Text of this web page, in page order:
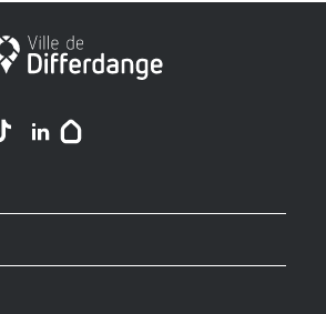
Differdingen
sur Instagram